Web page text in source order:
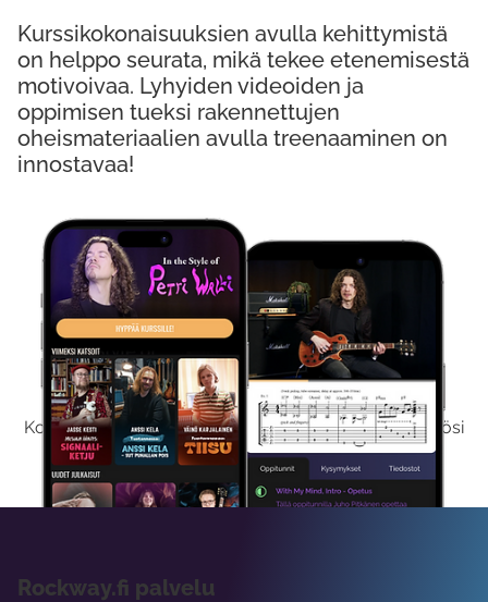
Kokeile Ilmaiseksi
Kokeilemalla ilmaiseksi saat koko sisältömme käyttöösi
viikon ajaksi.
Kurssikokonaisuuksien avulla kehittymistä
on helppo seurata, mikä tekee etenemisestä
motivoivaa. Lyhyiden videoiden ja
oppimisen tueksi rakennettujen
oheismateriaalien avulla treenaaminen on
innostavaa!
Rockway.fi palvelu